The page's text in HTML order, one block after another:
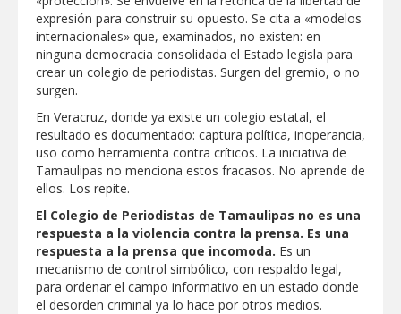
expresión para construir su opuesto. Se cita a «modelos
internacionales» que, examinados, no existen: en
ninguna democracia consolidada el Estado legisla para
crear un colegio de periodistas. Surgen del gremio, o no
surgen.
En Veracruz, donde ya existe un colegio estatal, el
resultado es documentado: captura política, inoperancia,
uso como herramienta contra críticos. La iniciativa de
Tamaulipas no menciona estos fracasos. No aprende de
ellos. Los repite.
El Colegio de Periodistas de Tamaulipas no es una
respuesta a la violencia contra la prensa. Es una
respuesta a la prensa que incomoda. Es un
mecanismo de control simbólico, con respaldo legal,
para ordenar el campo informativo en un estado donde
el desorden criminal ya lo hace por otros medios.